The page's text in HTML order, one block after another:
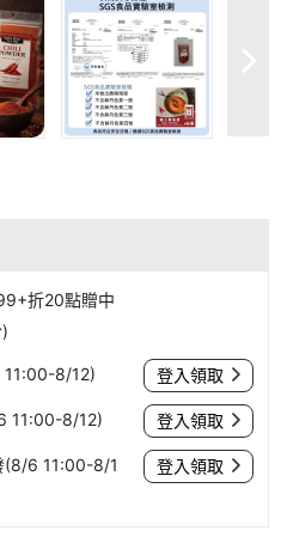
折20點贈中
8/12) 登入領取
11:00-8/12) 登入領取
6 11:00-8/1
登入領取